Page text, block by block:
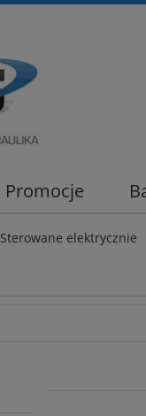
Promocje
Sterowane elektrycznie